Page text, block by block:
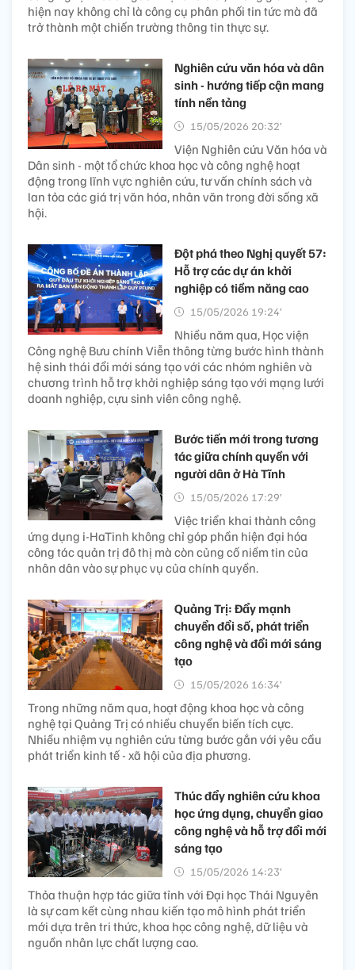
hiện nay không chỉ là công cụ phân phối tin tức mà đã
trở thành một chiến trường thông tin thực sự.
Nghiên cứu văn hóa và dân
sinh - hướng tiếp cận mang
tính nền tảng
15/05/2026 20:32’
Viện Nghiên cứu Văn hóa và
Dân sinh - một tổ chức khoa học và công nghệ hoạt
động trong lĩnh vực nghiên cứu, tư vấn chính sách và
lan tỏa các giá trị văn hóa, nhân văn trong đời sống xã
hội.
Đột phá theo Nghị quyết 57:
Hỗ trợ các dự án khởi
nghiệp có tiềm năng cao
15/05/2026 19:24’
Nhiều năm qua, Học viện
Công nghệ Bưu chính Viễn thông từng bước hình thành
hệ sinh thái đổi mới sáng tạo với các nhóm nghiên và
chương trình hỗ trợ khởi nghiệp sáng tạo với mạng lưới
doanh nghiệp, cựu sinh viên công nghệ.
Bước tiến mới trong tương
tác giữa chính quyền với
người dân ở Hà Tĩnh
15/05/2026 17:29’
Việc triển khai thành công
ứng dụng i-HaTinh không chỉ góp phần hiện đại hóa
công tác quản trị đô thị mà còn củng cố niềm tin của
nhân dân vào sự phục vụ của chính quyền.
Quảng Trị: Đẩy mạnh
chuyển đổi số, phát triển
công nghệ và đổi mới sáng
tạo
15/05/2026 16:34’
Trong những năm qua, hoạt động khoa học và công
nghệ tại Quảng Trị có nhiều chuyển biến tích cực.
Nhiều nhiệm vụ nghiên cứu từng bước gắn với yêu cầu
phát triển kinh tế - xã hội của địa phương.
Thúc đẩy nghiên cứu khoa
học ứng dụng, chuyển giao
công nghệ và hỗ trợ đổi mới
sáng tạo
15/05/2026 14:23’
Thỏa thuận hợp tác giữa tỉnh với Đại học Thái Nguyên
là sự cam kết cùng nhau kiến tạo mô hình phát triển
mới dựa trên tri thức, khoa học công nghệ, dữ liệu và
nguồn nhân lực chất lượng cao.